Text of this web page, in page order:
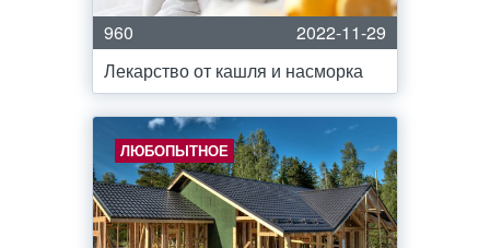
960
2022-11-29
Лекарство от кашля и насморка
ЛЮБОПЫТНОЕ